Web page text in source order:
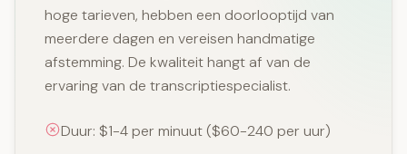
hoge tarieven, hebben een doorlooptijd van
meerdere dagen en vereisen handmatige
afstemming. De kwaliteit hangt af van de
ervaring van de transcriptiespecialist.
Duur: $1-4 per minuut ($60-240 per uur)